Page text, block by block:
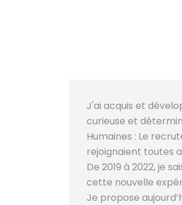
J'ai acquis et
curieuse et
Humaines : Le
rejoignaient toutes
De 2019 à 2022, je
cette nouvelle
Je propose